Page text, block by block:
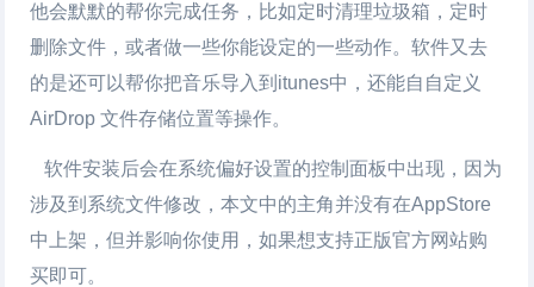
他会默默的帮你完成任务，比如定时清理垃圾箱，定时
删除文件，或者做一些你能设定的一些动作。软件又去
的是还可以帮你把音乐导入到itunes中，还能自自定义
AirDrop 文件存储位置等操作。
软件安装后会在系统偏好设置的控制面板中出现，因为
涉及到系统文件修改，本文中的主角并没有在AppStore
中上架，但并影响你使用，如果想支持正版官方网站购
买即可。